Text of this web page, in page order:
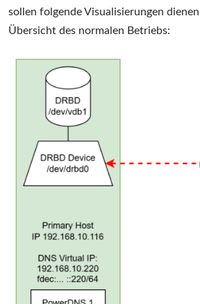
sollen folgende Visualisierungen
Übersicht des normalen Betriebs: